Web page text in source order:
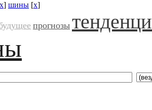
x] шины [x]
прогнозы